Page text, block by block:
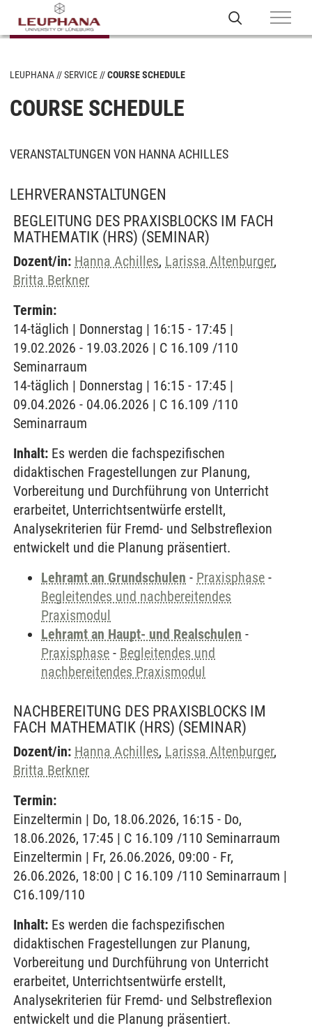
LEUPHANA SERVICE COURSE SCHEDULE
COURSE SCHEDULE
VERANSTALTUNGEN VON HANNA ACHILLES
LEHRVERANSTALTUNGEN
BEGLEITUNG DES PRAXISBLOCKS IM FACH
MATHEMATIK (HRS) (SEMINAR)
Dozent/in: Hanna Achilles, Larissa Altenburger,
Britta Berkner
Termin:
14-täglich | Donnerstag | 16:15 - 17:45 |
19.02.2026 - 19.03.2026 | C 16.109 /110
Seminarraum
14-täglich | Donnerstag | 16:15 - 17:45 |
09.04.2026 - 04.06.2026 | C 16.109 /110
Seminarraum
Inhalt: Es werden die fachspezifischen
didaktischen Fragestellungen zur Planung,
Vorbereitung und Durchführung von Unterricht
erarbeitet, Unterrichtsentwürfe erstellt,
Analysekriterien für Fremd- und Selbstreflexion
entwickelt und die Planung präsentiert.
Lehramt an Grundschulen - Praxisphase -
Begleitendes und nachbereitendes
Praxismodul
Lehramt an Haupt- und Realschulen -
Praxisphase - Begleitendes und
nachbereitendes Praxismodul
NACHBEREITUNG DES PRAXISBLOCKS IM
FACH MATHEMATIK (HRS) (SEMINAR)
Dozent/in: Hanna Achilles, Larissa Altenburger,
Britta Berkner
Termin:
Einzeltermin | Do, 18.06.2026, 16:15 - Do,
18.06.2026, 17:45 | C 16.109 /110 Seminarraum
Einzeltermin | Fr, 26.06.2026, 09:00 - Fr,
26.06.2026, 18:00 | C 16.109 /110 Seminarraum |
C16.109/110
Inhalt: Es werden die fachspezifischen
didaktischen Fragestellungen zur Planung,
Vorbereitung und Durchführung von Unterricht
erarbeitet, Unterrichtsentwürfe erstellt,
Analysekriterien für Fremd- und Selbstreflexion
entwickelt und die Planung präsentiert.